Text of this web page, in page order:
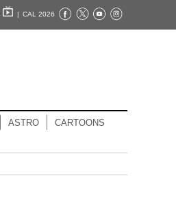
| CAL 2026
ASTRO CARTOONS